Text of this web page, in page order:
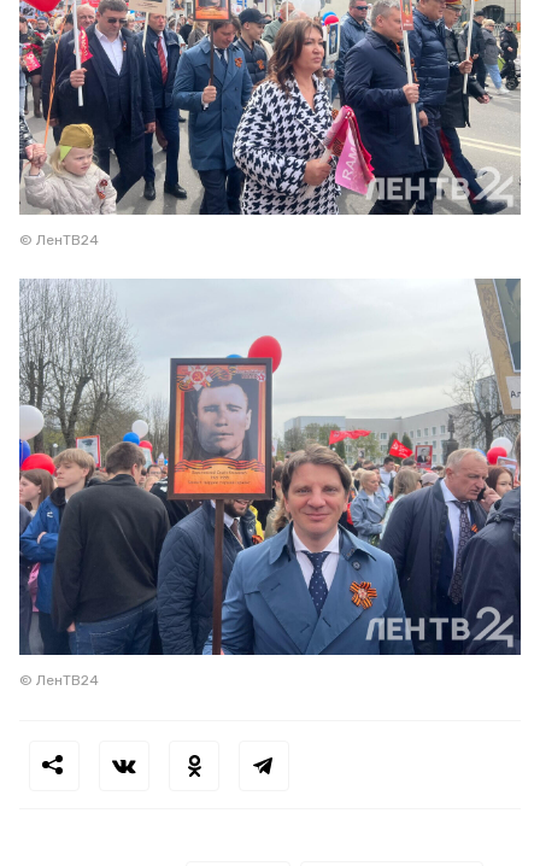
© ЛенТВ24
© ЛенТВ24